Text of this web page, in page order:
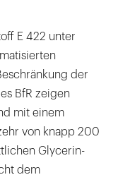
E 422 unter
der
BfR zeigen
mit einem
von knapp 200
Glycerin-
dem